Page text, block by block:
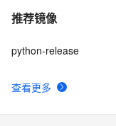
推荐镜像
查看更多
python-release